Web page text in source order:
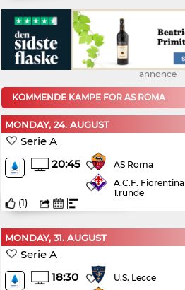
annonce
KOMMENDE KAMPE FOR AS ROMA
MONDAY, 24. AUGUST
Serie A
20:45
AS Roma
A.C.F. Fiorentina
1.runde
(1)
MONDAY, 31. AUGUST
Serie A
18:30
U.S. Lecce